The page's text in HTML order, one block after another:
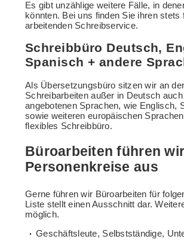
Es gibt unzählige weitere Fälle, in
könnten. Bei uns finden Sie ihren
arbeitenden Schreibservice.
Schreibbüro Deutsch,
Spanisch + andere
Als Übersetzungsbüro sitzen wir an
Schreibarbeiten außer in Deutsch
angebotenen Sprachen, wie Englisch,
sowie weiteren europäischen
flexibles Schreibbüro.
Büroarbeiten führen
Personenkreise aus
Gerne führen wir Büroarbeiten für
Liste stellt einen Ausschnitt dar.
möglich.
Geschäftsleute, Selbstständige,